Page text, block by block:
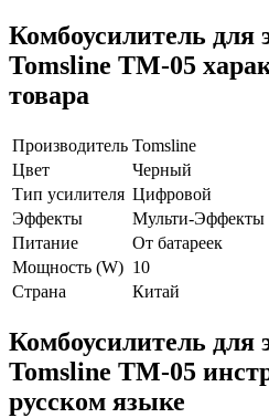
Комбоусилитель для
Tomsline TM-05
товара
Производитель Tomsline
Цвет
Черный
Тип усилителя Цифровой
Эффекты
Мульти-Эффекты
Питание
От батареек
Мощность (W) 10
Страна
Китай
Комбоусилитель для
Tomsline TM-05
русском языке